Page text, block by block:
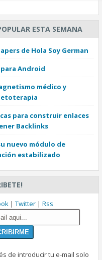
ESTA SEMANA
de Hola Soy German
Android
médico y
para construir enlaces
Backlinks
nuevo módulo de
estabilizado
| Twitter | Rss
de introducir tu e-mail solo